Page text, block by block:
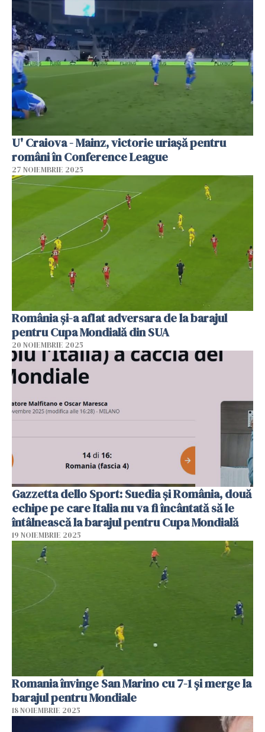
U' Craiova - Mainz, victorie uriașă pentru
români în Conference League
27 NOIEMBRIE 2025
România și-a aflat adversara de la barajul
pentru Cupa Mondială din SUA
20 NOIEMBRIE 2025
Gazzetta dello Sport: Suedia şi România, două
echipe pe care Italia nu va fi încântată să le
întâlnească la barajul pentru Cupa Mondială
19 NOIEMBRIE 2025
Romania învinge San Marino cu 7-1 și merge la
barajul pentru Mondiale
18 NOIEMBRIE 2025